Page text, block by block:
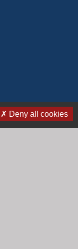
Deny all cookies